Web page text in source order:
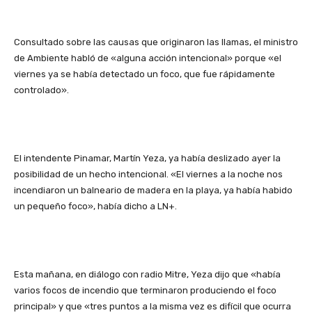
Consultado sobre las causas que originaron las llamas, el ministro
de Ambiente habló de «alguna acción intencional» porque «el
viernes ya se había detectado un foco, que fue rápidamente
controlado».
El intendente Pinamar, Martín Yeza, ya había deslizado ayer la
posibilidad de un hecho intencional. «El viernes a la noche nos
incendiaron un balneario de madera en la playa, ya había habido
un pequeño foco», había dicho a LN+.
Esta mañana, en diálogo con radio Mitre, Yeza dijo que «había
varios focos de incendio que terminaron produciendo el foco
principal» y que «tres puntos a la misma vez es difícil que ocurra